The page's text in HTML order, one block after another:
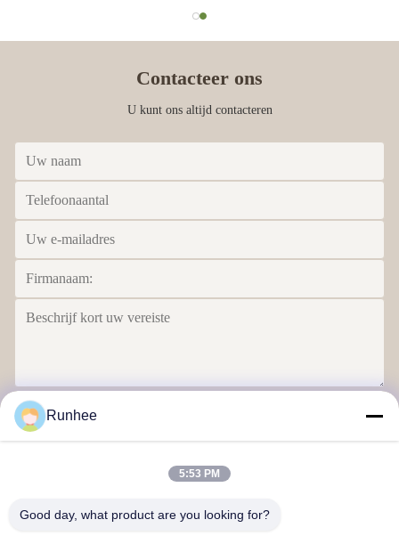
Contacteer ons
U kunt ons altijd contacteren
Runhee
5:53 PM
Good day, what product are you looking for?